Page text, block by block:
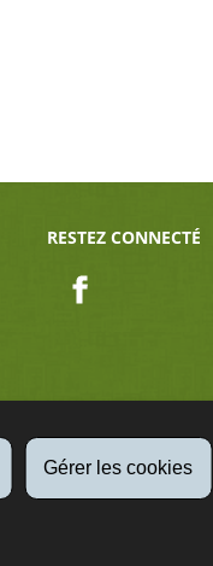
Gérer les cookies
RESTEZ CONNECTÉ